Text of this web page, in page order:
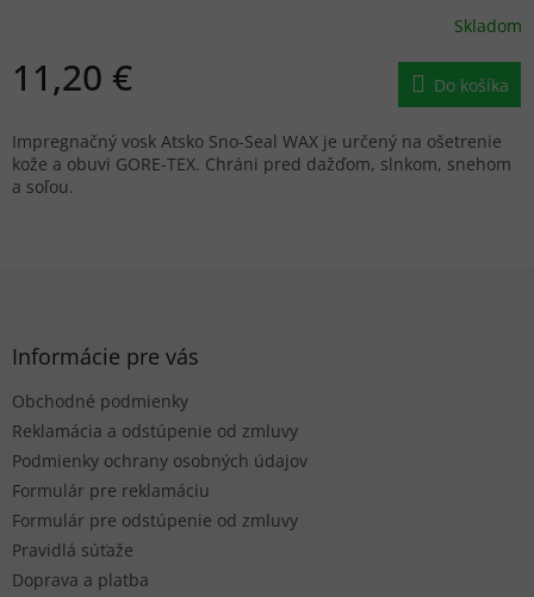
Skladom
11,20 € Do košíka
Impregnačný vosk Atsko Sno-Seal WAX je určený na ošetrenie
kože a obuvi GORE-TEX. Chráni pred dažďom, slnkom, snehom
a soľou.
Informácie pre vás
Obchodné podmienky
Reklamácia a odstúpenie od zmluvy
Podmienky ochrany osobných údajov
Formulár pre reklamáciu
Formulár pre odstúpenie od zmluvy
Pravidlá súťaže
Doprava a platba